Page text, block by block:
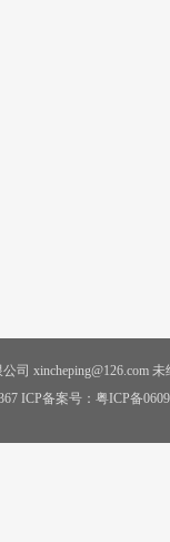
司 xincheping@126.com
ICP备案号： 粤ICP备